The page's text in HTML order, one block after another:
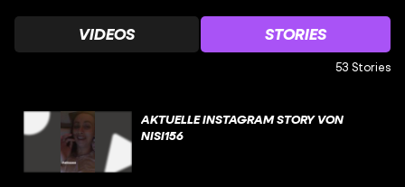
VIDEOS STORIES
53 Stories
AKTUELLE INSTAGRAM STORY VON
NISI156